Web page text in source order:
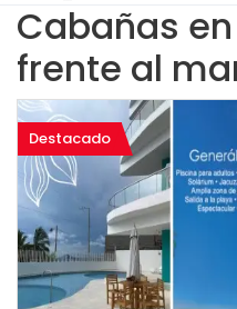
Cabañas
frente al
Destacado